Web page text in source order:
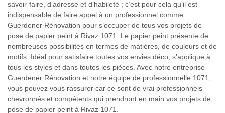
savoir-faire, d’adresse et d’habileté ; c’est pour cela qu’il est
indispensable de faire appel à un professionnel comme
Guerdener Rénovation pour s’occuper de tous vos projets de
pose de papier peint à Rivaz 1071. Le papier peint présente de
nombreuses possibilités en termes de matières, de couleurs et de
motifs. Idéal pour satisfaire toutes vos envies déco, s’applique à
tous les styles et dans toutes les pièces. Avec notre entreprise
Guerdener Rénovation et notre équipe de professionnelle 1071,
vous pouvez vous rassurer car ce sont de vrai professionnels
chevronnés et compétents qui prendront en main vos projets de
pose de papier peint à Rivaz 1071.